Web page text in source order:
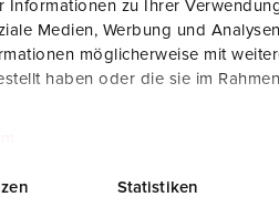
Informationen zu Ihrer
Medien, Werbung und
möglicherweise mit
haben oder die sie im
Statistiken